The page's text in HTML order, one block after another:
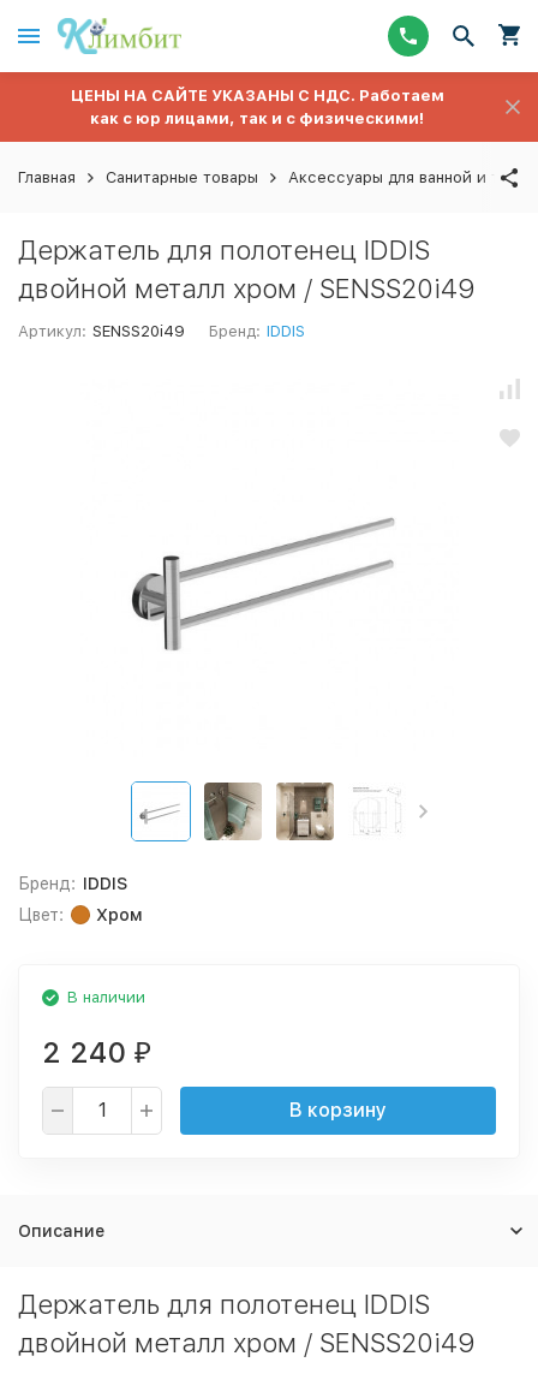
ЦЕНЫ НА САЙТЕ УКАЗАНЫ С НДС. Работаем
как с юр лицами, так и с физическими!
Главная Санитарные товары Аксессуары для ванной и
Держатель для полотенец IDDIS
двойной металл хром / SENSS20i49
Артикул: SENSS20i49 Бренд: IDDIS
Бренд: IDDIS
Цвет:
Хром
В наличии
2 240 ₽
В корзину
Описание
Держатель для полотенец IDDIS
двойной металл хром / SENSS20i49